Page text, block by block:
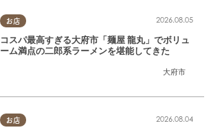
お店
大府市
2026.08.05
コスパ最高すぎる大府市「麺屋 龍丸」でボリュ
ーム満点の二郎系ラーメンを堪能してきた
お店 2026.08.04